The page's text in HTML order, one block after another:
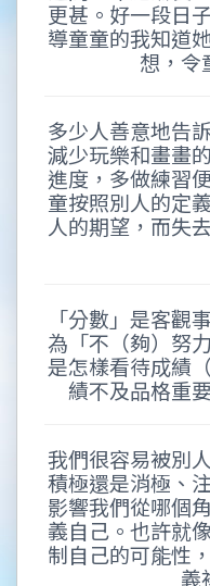
更甚。好一段日
導童童的我知道
想，令
多少人善意地告
減少玩樂和畫畫
進度，多做練習
童按照別人的定
人的期望，而失
「分數」是客觀
為「不（夠）努
是怎樣看待成績
績不及品格重
我們很容易被別
積極還是消極、
影響我們從哪個
義自己。也許就
制自己的可能性
義